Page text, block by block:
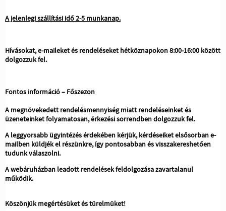
A jelenlegi szállítási idő 2-5 munkanap.
Hívásokat, e-maileket és rendeléseket hétköznapokon 8:00-16:00 között
dolgozzuk fel.
Fontos információ – Főszezon
A megnövekedett rendelésmennyiség miatt rendeléseinket és
üzeneteinket folyamatosan, érkezési sorrendben dolgozzuk fel.
A leggyorsabb ügyintézés érdekében kérjük, kérdéseiket elsősorban e-
mailben küldjék el részünkre, így pontosabban és visszakereshetően
tudunk válaszolni.
A webáruházban leadott rendelések feldolgozása zavartalanul
működik.
Köszönjük megértésüket és türelmüket!